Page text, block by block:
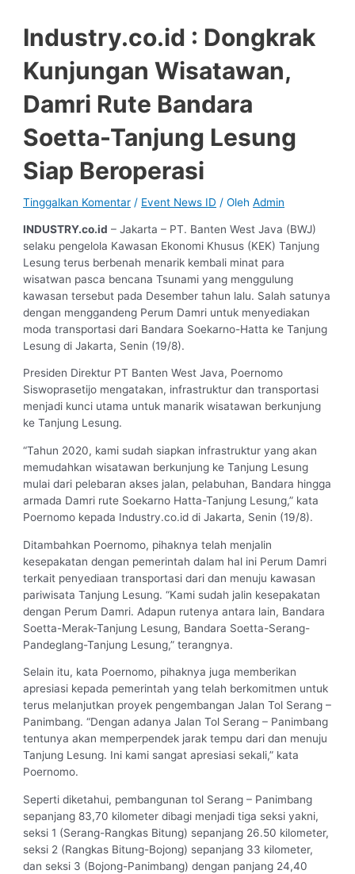
Industry.co.id : Dongkrak
Kunjungan Wisatawan,
Damri Rute Bandara
Soetta-Tanjung Lesung
Siap Beroperasi
Tinggalkan Komentar / Event News ID / OlehAdmin
INDUSTRY.co.id – Jakarta – PT. Banten West Java (BWJ)
selaku pengelola Kawasan Ekonomi Khusus (KEK) Tanjung
Lesung terus berbenah menarik kembali minat para
wisatwan pasca bencana Tsunami yang menggulung
kawasan tersebut pada Desember tahun lalu. Salah satunya
dengan menggandeng Perum Damri untuk menyediakan
moda transportasi dari Bandara Soekarno-Hatta ke Tanjung
Lesung di Jakarta, Senin (19/8).
Presiden Direktur PT Banten West Java, Poernomo
Siswoprasetijo mengatakan, infrastruktur dan transportasi
menjadi kunci utama untuk manarik wisatawan berkunjung
ke Tanjung Lesung.
“Tahun 2020, kami sudah siapkan infrastruktur yang akan
memudahkan wisatawan berkunjung ke Tanjung Lesung
mulai dari pelebaran akses jalan, pelabuhan, Bandara hingga
armada Damri rute Soekarno Hatta-Tanjung Lesung,” kata
Poernomo kepada Industry.co.id di Jakarta, Senin (19/8).
Ditambahkan Poernomo, pihaknya telah menjalin
kesepakatan dengan pemerintah dalam hal ini Perum Damri
terkait penyediaan transportasi dari dan menuju kawasan
pariwisata Tanjung Lesung. “Kami sudah jalin kesepakatan
dengan Perum Damri. Adapun rutenya antara lain, Bandara
Soetta-Merak-Tanjung Lesung, Bandara Soetta-Serang-
Pandeglang-Tanjung Lesung,” terangnya.
Selain itu, kata Poernomo, pihaknya juga memberikan
apresiasi kepada pemerintah yang telah berkomitmen untuk
terus melanjutkan proyek pengembangan Jalan Tol Serang –
Panimbang. “Dengan adanya Jalan Tol Serang – Panimbang
tentunya akan memperpendek jarak tempu dari dan menuju
Tanjung Lesung. Ini kami sangat apresiasi sekali,” kata
Poernomo.
Seperti diketahui, pembangunan tol Serang – Panimbang
sepanjang 83,70 kilometer dibagi menjadi tiga seksi yakni,
seksi 1 (Serang-Rangkas Bitung) sepanjang 26.50 kilometer,
seksi 2 (Rangkas Bitung-Bojong) sepanjang 33 kilometer,
dan seksi 3 (Bojong-Panimbang) dengan panjang 24,40